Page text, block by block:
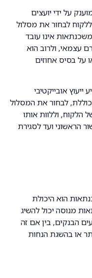
על ידי יועצים
לבחור את מסלול
אינו עובד
עצמאי, ולרוב הוא
בסיס אחוזים
אובייקטיבי
לבחור את המסלול
הלקוח, וללוות אותו
הראשוני ועד לסגירת
הוא היכולת
מנוסה יכול להשיג
הבנקים, בין אם זה
או בהשגת הנחות